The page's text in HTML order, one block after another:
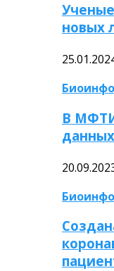
новых
В